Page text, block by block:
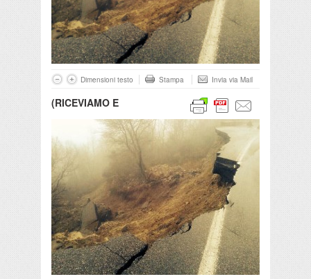
Dimensioni testo Stampa Invia via Mail
(RICEVIAMO E